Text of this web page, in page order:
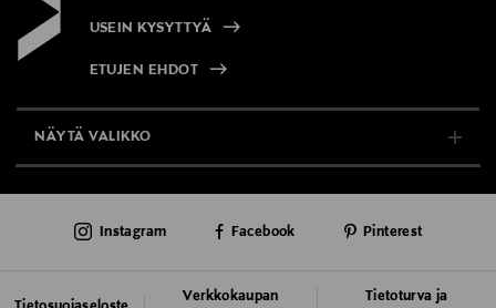
USEIN KYSYTTYÄ
ETUJEN EHDOT
NÄYTÄ VALIKKO
AJANKOHTAISTA
Verkkokaupan Tietoturva ja
Instagram Facebook Pinterest